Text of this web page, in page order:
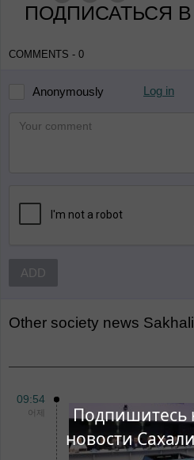
Подпишитесь
новости
ПОДПИСАТЬСЯ В
COMMENTS - 0
Anonymously Log in
ADD
Other Society news
09:54
어제